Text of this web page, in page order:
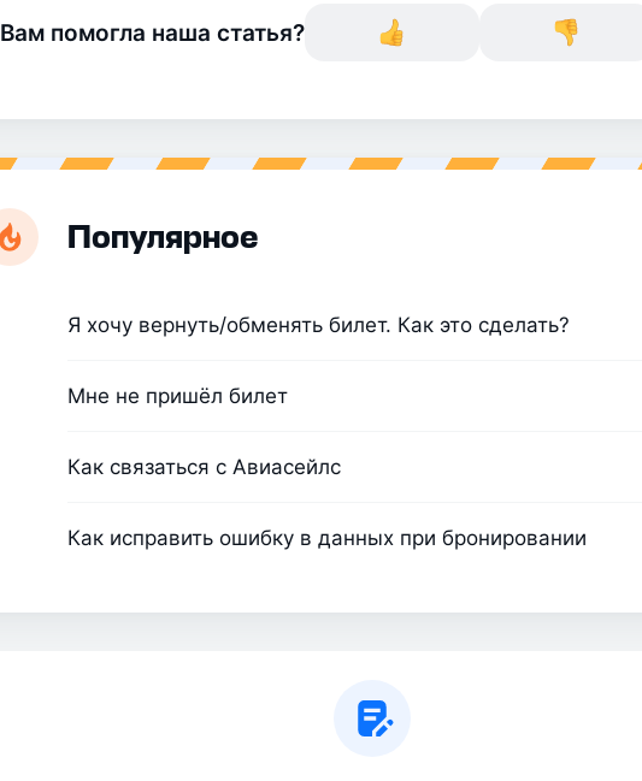
Вам помогла наша статья?
Популярное
Я хочу вернуть/обменять билет. Как это сделать?
Мне не пришёл билет
Как связаться с Авиасейлс
Как исправить ошибку в данных при бронировании